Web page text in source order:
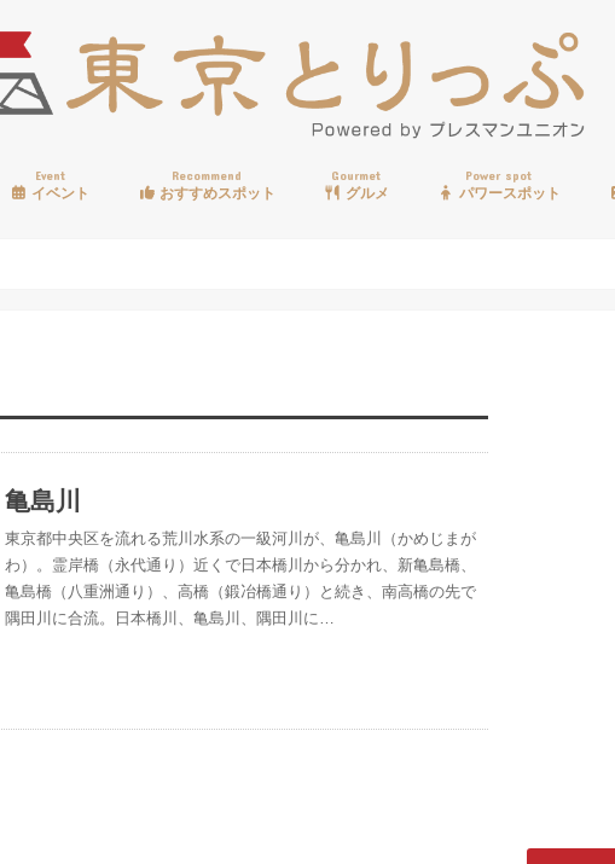
Event
イベント
Recommend
おすすめスポット
Gourmet
グルメ
Power spot
パワースポット
亀島川
東京都中央区を流れる荒川水系の一級河川が、亀島川（かめじまが
わ）。霊岸橋（永代通り）近くで日本橋川から分かれ、新亀島橋、
亀島橋（八重洲通り）、高橋（鍛冶橋通り）と続き、南高橋の先で
隅田川に合流。日本橋川、亀島川、隅田川に…